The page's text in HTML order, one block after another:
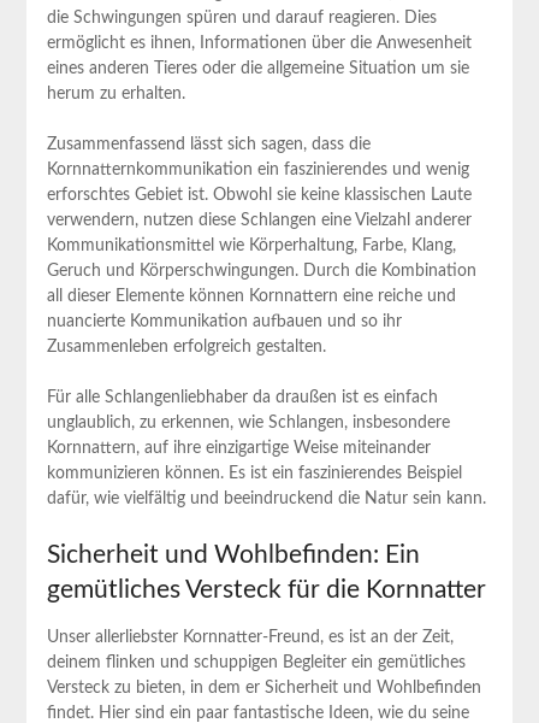
die Schwingungen spüren und darauf reagieren. Dies
ermöglicht es ihnen, Informationen über die Anwesenheit
eines anderen Tieres oder die allgemeine Situation um sie
herum zu erhalten.
Zusammenfassend lässt sich sagen, dass die
Kornnatternkommunikation ein faszinierendes und wenig
erforschtes Gebiet ist. Obwohl sie keine klassischen Laute
verwendern, nutzen diese Schlangen eine Vielzahl anderer
Kommunikationsmittel wie Körperhaltung, Farbe, Klang,
Geruch und Körperschwingungen. Durch die Kombination
all dieser Elemente können Kornnattern eine reiche und
nuancierte Kommunikation aufbauen und so ihr
Zusammenleben erfolgreich gestalten.
Für alle Schlangenliebhaber da draußen ist es einfach
unglaublich, zu erkennen, wie Schlangen, insbesondere
Kornnattern, auf ihre einzigartige Weise miteinander
kommunizieren können. Es ist ein faszinierendes Beispiel
dafür, wie vielfältig und beeindruckend die Natur sein kann.
Sicherheit und Wohlbefinden: Ein
gemütliches Versteck für die Kornnatter
Unser allerliebster Kornnatter-Freund, es ist an der Zeit,
deinem flinken und schuppigen Begleiter ein gemütliches
Versteck zu bieten, in dem er Sicherheit und Wohlbefinden
findet. Hier sind ein paar fantastische Ideen, wie du seine